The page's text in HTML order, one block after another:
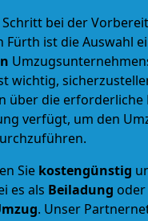
bei der
Fürth ist die Auswahl
wichtig,
über die erforderliche
verfügt, um den
Sie kostengünstig
es als Beiladung oder
. Unser